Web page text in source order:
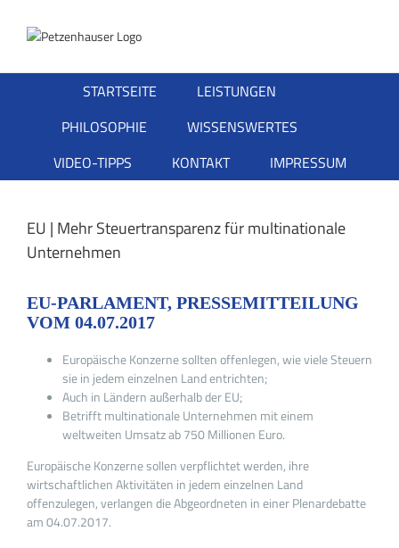
Inhalt
springen
STARTSEITE
LEISTUNGEN
PHILOSOPHIE
WISSENSWERTES
VIDEO-TIPPS
KONTAKT IMPRESSUM
EU | Mehr Steuertransparenz für multinationale
Unternehmen
EU-PARLAMENT, PRESSEMITTEILUNG
VOM 04.07.2017
Europäische Konzerne sollten offenlegen, wie viele Steuern
sie in jedem einzelnen Land entrichten;
Auch in Ländern außerhalb der EU;
Betrifft multinationale Unternehmen mit einem
weltweiten Umsatz ab 750 Millionen Euro.
Europäische Konzerne sollen verpflichtet werden, ihre
wirtschaftlichen Aktivitäten in jedem einzelnen Land
offenzulegen, verlangen die Abgeordneten in einer Plenardebatte
am 04.07.2017.